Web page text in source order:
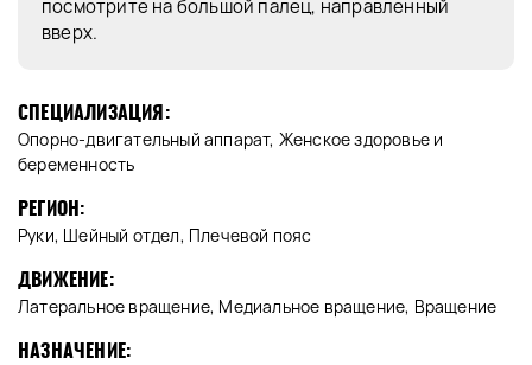
посмотрите на большой палец, направленный
вверх.
СПЕЦИАЛИЗАЦИЯ:
Опорно-двигательный аппарат, Женское здоровье и
беременность
РЕГИОН:
Руки, Шейный отдел, Плечевой пояс
ДВИЖЕНИЕ:
Латеральное вращение, Медиальное вращение, Вращение
НАЗНАЧЕНИЕ: